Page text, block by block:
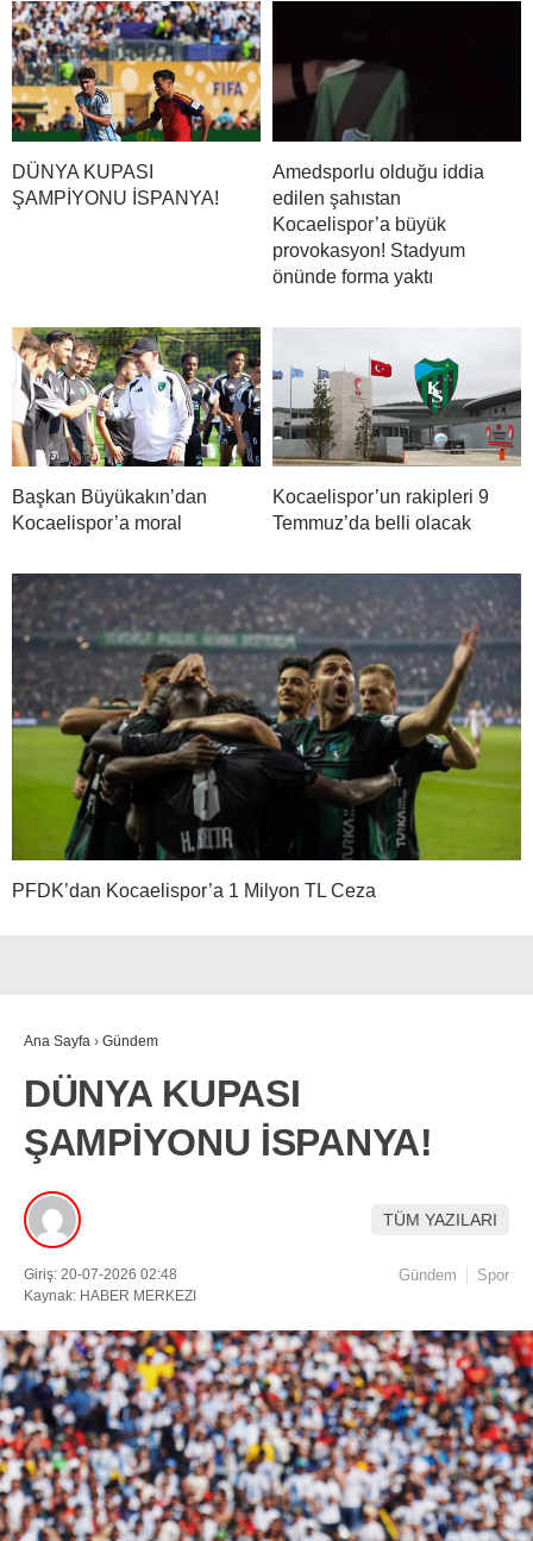
DÜNYA KUPASI
ŞAMPİYONU İSPANYA!
Amedsporlu olduğu iddia
edilen şahıstan
Kocaelispor’a büyük
provokasyon! Stadyum
önünde forma yaktı
Başkan Büyükakın’dan
Kocaelispor’a moral
Kocaelispor’un rakipleri 9
Temmuz’da belli olacak
PFDK’dan Kocaelispor’a 1 Milyon TL Ceza
Ana Sayfa › Gündem
DÜNYA KUPASI
ŞAMPİYONU İSPANYA!
TÜM YAZILARI
Giriş: 20-07-2026 02:48
Kaynak: HABER MERKEZI
Gündem Spor